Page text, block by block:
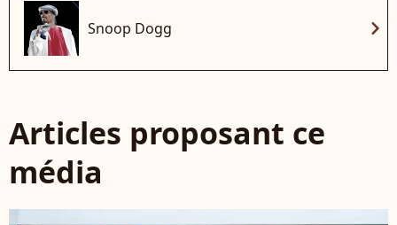
Snoop Dogg chevron_right
Articles proposant ce
média